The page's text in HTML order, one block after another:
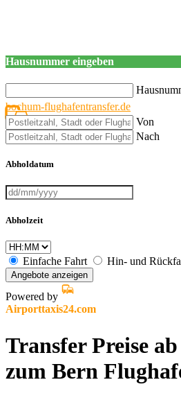
Hausnummer eingeben
bochum-flughafentransfer.de
Von
Nach
Abholdatum
Abholzeit
Einfache Fahrt Hin- und
Angebote anzeigen
Powered by
Airporttaxis24.com
Transfer Preise
zum Bern